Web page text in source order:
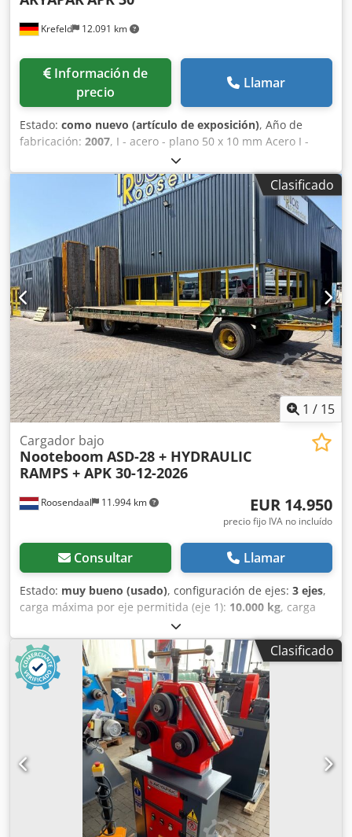
Krefeld 12.091 km
Información de
precio
Llamar
Estado: como nuevo (artículo de exposición), Año de
fabricación: 2007, I - acero - plano 50 x 10 mm Acero I -
vertical 80 x 15 mm Acero en ángulo 50 mm Dodpfxjt U R H
Uj Ad Sock Material redondo 30,0 mm Diámetro en bruto
máx. 1 1/2" mm Material macizo - diámetro 30,0 mm Peso
0,185 toneladas Dimensiones L-A-H 670 x 530 x 1350 mm
Material cuadrado 40 x 40 x 3 mm Tubos 60 x 2,0 mm
Potencia total necesaria 0,75 kW Unidad de demostración
Equipamiento: - Bastidor base de la máquina - Interruptor
de pedal - Rodillos estándar (divididos) - Posibilidad de
plegado horizontal y vertical
Clasificado
1 / 15
Roosendaal 11.994 km
Cargador bajo
Nooteboom ASD-28 + HYDRAULIC
RAMPS + APK 30-12-2026
EUR 14.950
precio fijo IVA no incluído
Consultar Llamar
Estado: muy bueno (usado), configuración de ejes: 3 ejes,
carga máxima por eje permitida (eje 1): 10.000 kg, carga
máxima permitida por eje (eje 2):
permitida (eje 3):9.000 kg, primer registro:10/1993,
longitud del espacio de carga:7.010 mm , anchura del
espacio de carga:2.480 mm, longitud total:10.610 mm
ancho total:2.490 mm, distancia entre ejes:6.210 mm
, Año de fabricación:1993, Configuración de los
ejes Carga máxima en el eje delantero: 000 kg Eje trasero
1: Carga máxima en el eje: 9000 kg Eje trasero 2: Carga
máxima en el eje: 9000 kg Pesos Peso en vacío: 6.220 kg
Carga útil: 21.780 kg Peso máximo autorizado: 28.000 kg
Funcionalidad Altura de la plataforma de carga: 92 cm
Mantenimiento, historial y estado ITV (Inspección Técnica
de Vehículos): válida hasta el 12.2026 Estado técnico: muy
Clasificado